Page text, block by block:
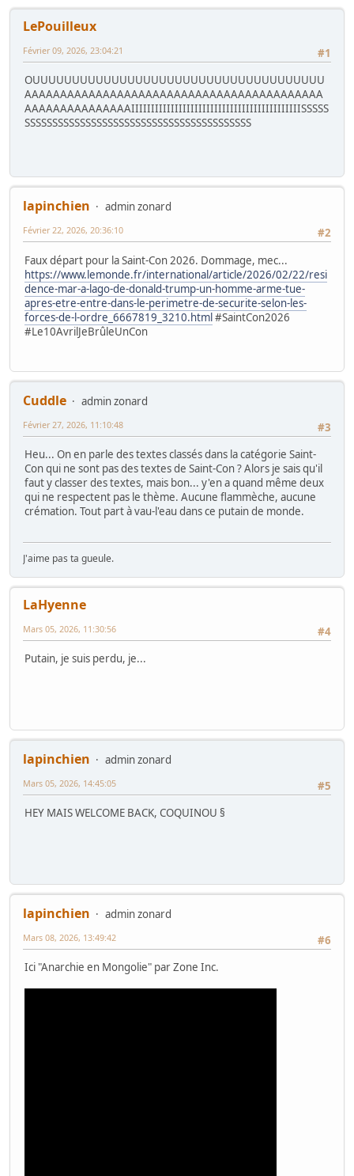
LePouilleux
#1
Février 09, 2026, 23:04:21
OUUUUUUUUUUUUUUUUUUUUUUUUUUUUUUUUUUUUU
AAAAAAAAAAAAAAAAAAAAAAAAAAAAAAAAAAAAAAAAAA
AAAAAAAAAAAAAAAIIIIIIIIIIIIIIIIIIIIIIIIIIIIIIIIIIIIIIIIIIISSSSS
SSSSSSSSSSSSSSSSSSSSSSSSSSSSSSSSSSSSSSSSS
lapinchien
admin zonard
#2
Février 22, 2026, 20:36:10
Faux départ pour la Saint-Con 2026. Dommage, mec...
https://www.lemonde.fr/international/article/2026/02/22/resi
dence-mar-a-lago-de-donald-trump-un-homme-arme-tue-
apres-etre-entre-dans-le-perimetre-de-securite-selon-les-
forces-de-l-ordre_6667819_3210.html#SaintCon2026
#Le10AvrilJeBrûleUnCon
Cuddle
admin zonard
#3
Février 27, 2026, 11:10:48
Heu... On en parle des textes classés dans la catégorie Saint-
Con qui ne sont pas des textes de Saint-Con ? Alors je sais qu'il
faut y classer des textes, mais bon... y'en a quand même deux
qui ne respectent pas le thème. Aucune flammèche, aucune
crémation. Tout part à vau-l'eau dans ce putain de monde.
J'aime pas ta gueule.
LaHyenne
#4
Mars 05, 2026, 11:30:56
Putain, je suis perdu, je...
lapinchien
admin zonard
#5
Mars 05, 2026, 14:45:05
HEY MAIS WELCOME BACK, COQUINOU §
lapinchien
admin zonard
#6
Mars 08, 2026, 13:49:42
Ici "Anarchie en Mongolie" par Zone Inc.